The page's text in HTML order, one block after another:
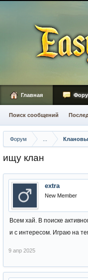
Форум
ищу клан
extra
New Member
Всем хай. В поиске
и с интересом. Играю на
9 апр 2025
Главная
Поиск сообщений